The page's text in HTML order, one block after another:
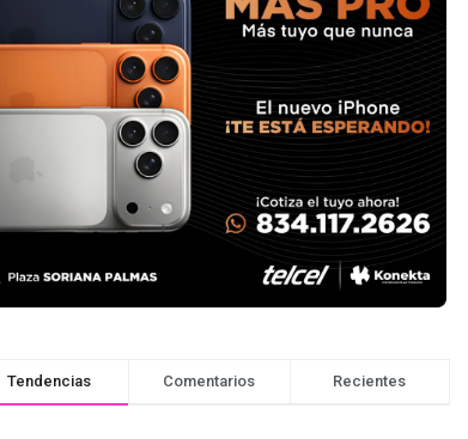
Tendencias Comentarios Recientes